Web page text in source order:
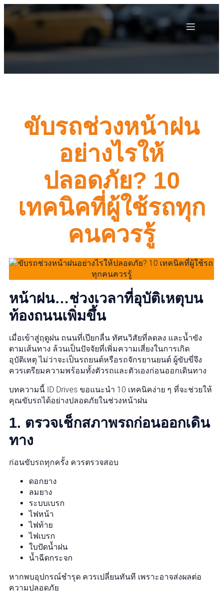
ขับรถช่วงหน้าฝน
อย่างไรให้
ปลอดภัย? 10
เทคนิคที่ผู้ใช้รถทุก
คนควรรู้
หน้าฝน…ช่วงเวลาที่อุบัติเหตุบน
ท้องถนนเพิ่มขึ้น
เมื่อเข้าสู่ฤดูฝน ถนนที่เปียกลื่น ทัศนวิสัยที่ลดลง และน้ำขัง
ตามเส้นทาง ล้วนเป็นปัจจัยที่เพิ่มความเสี่ยงในการเกิด
อุบัติเหตุ ไม่ว่าจะเป็นรถยนต์หรือรถจักรยานยนต์ ผู้ขับขี่จึง
ควรเตรียมความพร้อมทั้งตัวรถและตัวเองก่อนออกเดินทาง
บทความนี้ ID Drives ขอแนะนำ 10 เทคนิคง่าย ๆ ที่จะช่วยให้
คุณขับรถได้อย่างปลอดภัยในช่วงหน้าฝน
1. ตรวจเช็กสภาพรถก่อนออกเดิน
ทาง
ก่อนขับรถทุกครั้ง ควรตรวจสอบ
ดอกยาง
ลมยาง
ระบบเบรก
ไฟหน้า
ไฟท้าย
ไฟเบรก
ใบปัดน้ำฝน
น้ำฉีดกระจก
หากพบอุปกรณ์ชำรุด ควรเปลี่ยนทันที เพราะอาจส่งผลต่อ
ความปลอดภัย